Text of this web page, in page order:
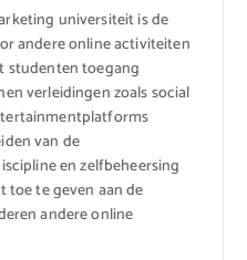
universiteit is de
andere online activiteiten
studenten toegang
verleidingen zoals social
van de
en zelfbeheersing
toe te geven aan de
andere online